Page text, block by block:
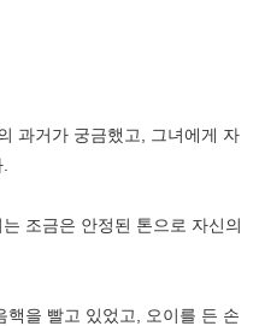
과거가 궁금했고, 그녀에게 자
조금은 안정된 톤으로 자신의
핵을 빨고 있었고, 오이를 든 손